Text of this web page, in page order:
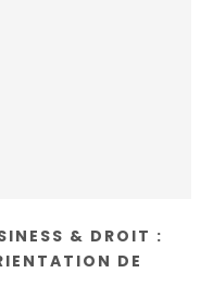
& DROIT :
DE